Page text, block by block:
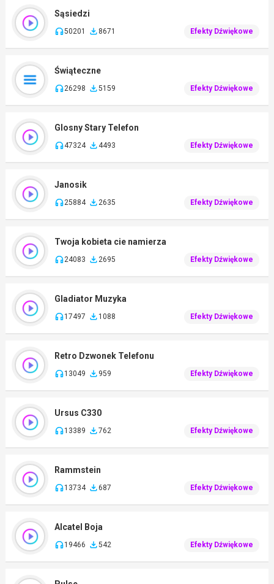
Sąsiedzi
50201 8671 Efekty Dźwiękowe
Świąteczne
26298 5159 Efekty Dźwiękowe
Glosny Stary Telefon
47324 4493 Efekty Dźwiękowe
Janosik
25884 2635 Efekty Dźwiękowe
Twoja kobieta cie namierza
24083 2695 Efekty Dźwiękowe
Gladiator Muzyka
17497 1088 Efekty Dźwiękowe
Retro Dzwonek Telefonu
13049 959 Efekty Dźwiękowe
Ursus C330
13389 762 Efekty Dźwiękowe
Rammstein
13734 687 Efekty Dźwiękowe
Alcatel Boja
19466 542 Efekty Dźwiękowe